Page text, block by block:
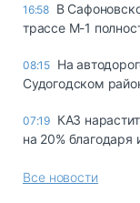
16:58 В
трассе М-1
08:15 На
Судогодском
07:19 КАЗ
на 20%
Все новости